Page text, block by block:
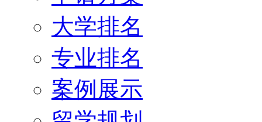
大学排名
专业排名
案例展示